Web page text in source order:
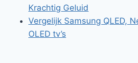
Krachtig Geluid
Vergelijk Samsung QLED,
OLED tv’s